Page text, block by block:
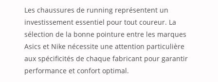
Les chaussures de running représentent un
investissement essentiel pour tout coureur. La
sélection de la bonne pointure entre les marques
Asics et Nike nécessite une attention particulière
aux spécificités de chaque fabricant pour garantir
performance et confort optimal.